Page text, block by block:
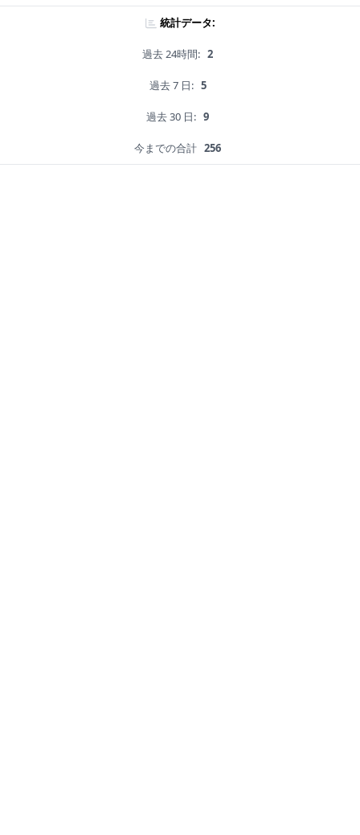
統計データ:
過去 24時間: 2
過去 7 日: 5
過去 30 日: 9
今までの合計 256